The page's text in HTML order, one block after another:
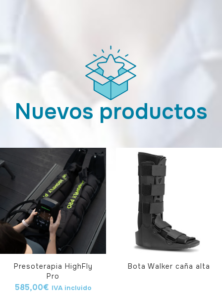
Nuevos productos
Presoterapia HighFly
Pro
585,00€ IVA incluido
Bota Walker caña alta